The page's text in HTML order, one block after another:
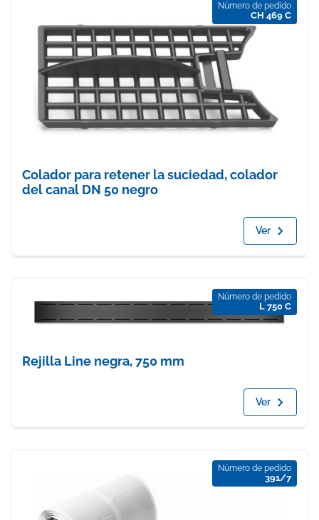
Número de pedido
CH 469 C
Colador para retener la suciedad, colador
del canal DN 50 negro
Ver
Número de pedido
L 750 C
Rejilla Line negra, 750 mm
Ver
Número de pedido
391/7